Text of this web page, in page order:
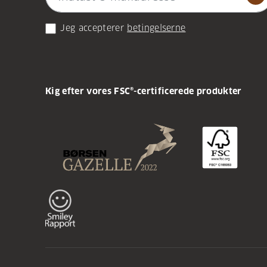
Jeg accepterer betingelserne
Kig efter vores FSC®-certificerede produkter